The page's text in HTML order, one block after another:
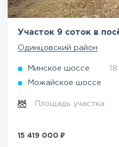
Участок 9 соток в
Одинцовский район
Минское шоссе
Можайское шоссе
Площадь участка:
15 419 000 ₽